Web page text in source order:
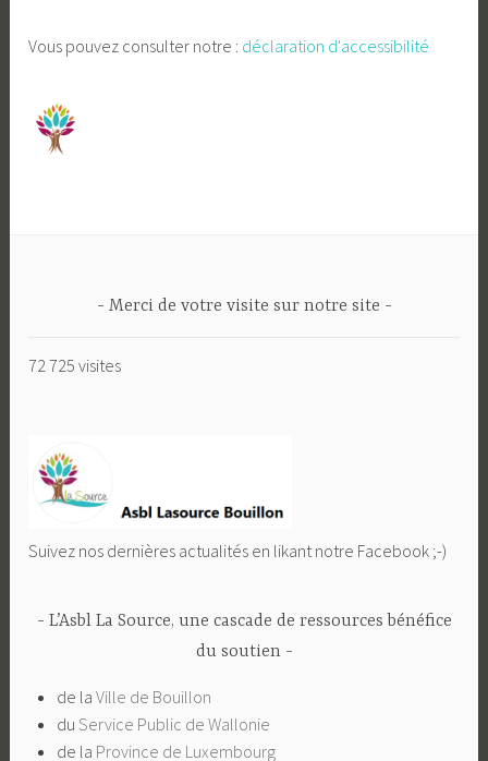
Vous pouvez consulter notre : déclaration d'accessibilité
Merci de votre visite sur notre site
72 725 visites
Suivez nos dernières actualités en likant notre Facebook ;-)
L’Asbl La Source, une cascade de ressources bénéfice
du soutien
de la Ville de Bouillon
du Service Public de Wallonie
de la Province de Luxembourg